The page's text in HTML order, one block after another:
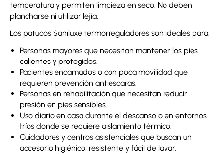
temperatura y permiten limpieza en seco. No deben
plancharse ni utilizar lejía.
Los patucos Saniluxe termorreguladores son ideales para:
Personas mayores que necesitan mantener los pies
calientes y protegidos.
Pacientes encamados o con poca movilidad que
requieren prevención antiescaras.
Personas en rehabilitación que necesitan reducir
presión en pies sensibles.
Uso diario en casa durante el descanso o en entornos
fríos donde se requiere aislamiento térmico.
Cuidadores y centros asistenciales que buscan un
accesorio higiénico, resistente y fácil de lavar.